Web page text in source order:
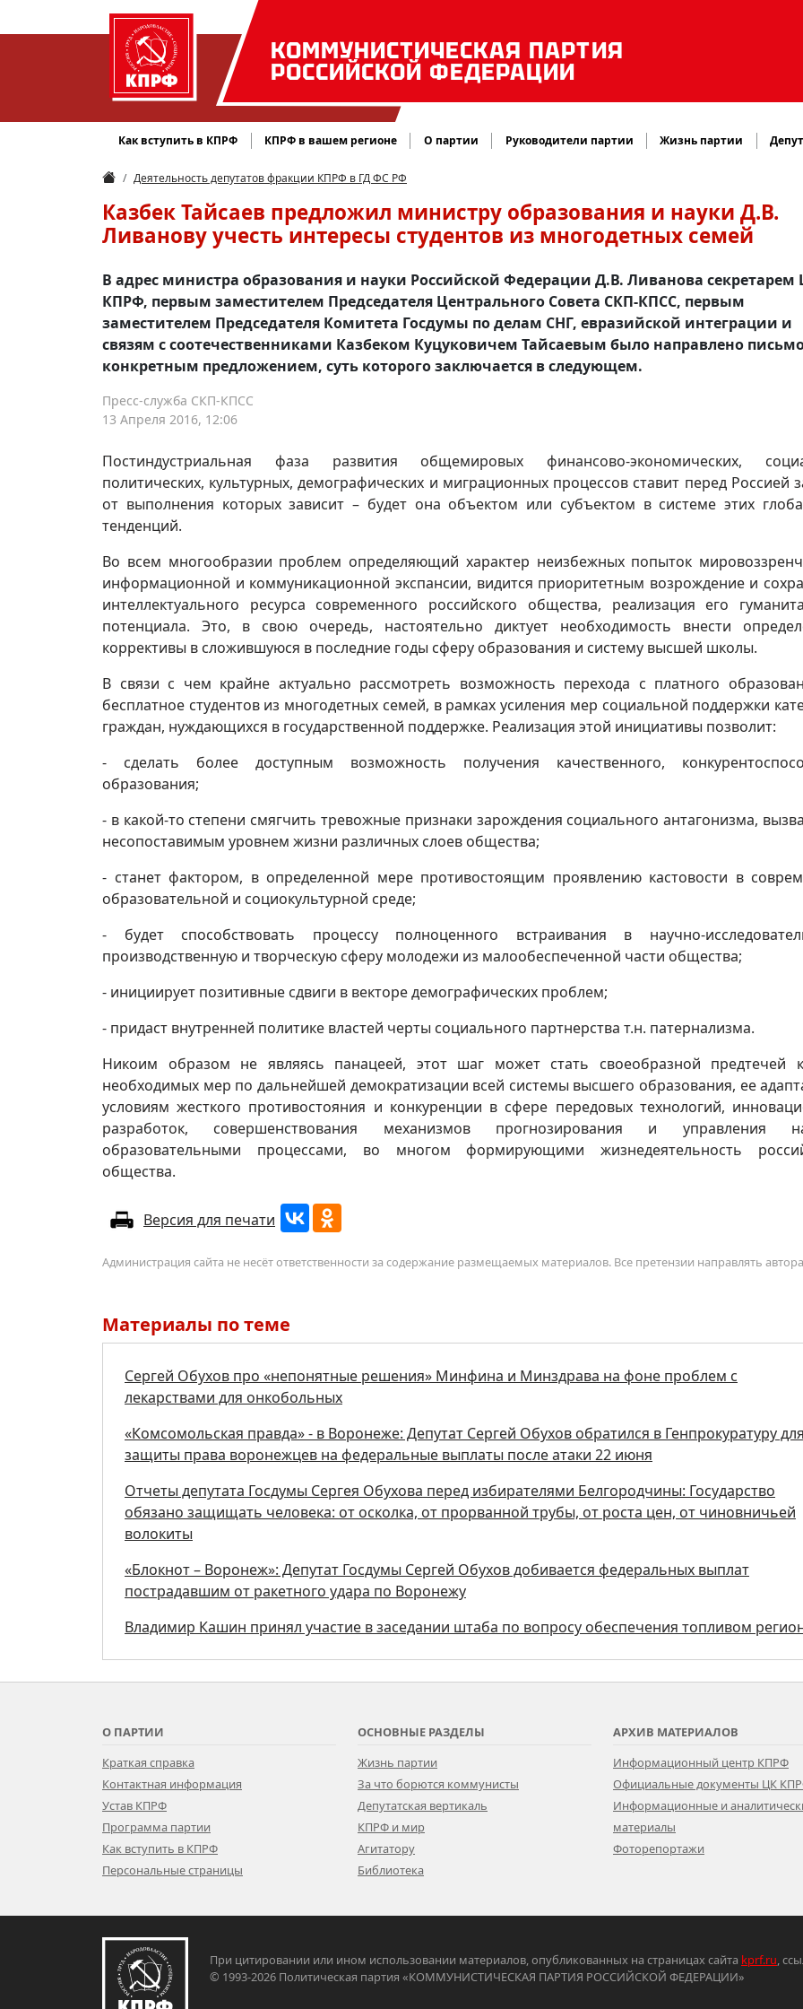
КОММУНИСТИЧЕСКАЯ ПАРТИЯ
РОССИЙСКОЙ ФЕДЕРАЦИИ
Как вступить в КПРФ КПРФ в вашем регионе О партии Руководители партии Жизнь партии
Деятельность депутатов фракции КПРФ в ГД ФС РФ
Казбек Тайсаев предложил министру образования и науки Д.В.
Ливанову учесть интересы студентов из многодетных семей
В адрес министра образования и науки Российской Федерации Д.В. Ливанова секретарем
КПРФ, первым заместителем Председателя Центрального Совета СКП-КПСС, первым
заместителем Председателя Комитета Госдумы по делам СНГ, евразийской интеграции и
связям с соотечественниками Казбеком Куцуковичем Тайсаевым было направлено
конкретным предложением, суть которого заключается в следующем.
Пресс-служба СКП-КПСС
13 Апреля 2016, 12:06
Постиндустриальная фаза развития общемировых финансово-экономических,
политических, культурных, демографических и миграционных процессов ставит перед Россией
от выполнения которых зависит – будет она объектом или субъектом в системе этих
тенденций.
Во всем многообразии проблем определяющий характер неизбежных попыток
информационной и коммуникационной экспансии, видится приоритетным возрождение и
интеллектуального ресурса современного российского общества, реализация его
потенциала. Это, в свою очередь, настоятельно диктует необходимость внести
коррективы в сложившуюся в последние годы сферу образования и систему высшей школы.
В связи с чем крайне актуально рассмотреть возможность перехода с платного
бесплатное студентов из многодетных семей, в рамках усиления мер социальной поддержки
граждан, нуждающихся в государственной поддержке. Реализация этой инициативы позволит:
- сделать более доступным возможность получения качественного,
образования;
- в какой-то степени смягчить тревожные признаки зарождения социального антагонизма,
несопоставимым уровнем жизни различных слоев общества;
- станет фактором, в определенной мере противостоящим проявлению кастовости в
образовательной и социокультурной среде;
- будет способствовать процессу полноценного встраивания в научно-
производственную и творческую сферу молодежи из малообеспеченной части общества;
- инициирует позитивные сдвиги в векторе демографических проблем;
- придаст внутренней политике властей черты социального партнерства т.н. патернализма.
Никоим образом не являясь панацеей, этот шаг может стать своеобразной предтечей
необходимых мер по дальнейшей демократизации всей системы высшего образования, ее
условиям жесткого противостояния и конкуренции в сфере передовых технологий,
разработок, совершенствования механизмов прогнозирования и управления
образовательными процессами, во многом формирующими жизнедеятельность
общества.
Версия для печати
Администрация сайта не несёт ответственности за содержание размещаемых материалов. Все претензии направлять
Материалы по теме
Сергей Обухов про «непонятные решения» Минфина и Минздрава на фоне проблем с
лекарствами для онкобольных
«Комсомольская правда» - в Воронеже: Депутат Сергей Обухов обратился в Генпрокуратуру для
защиты права воронежцев на федеральные выплаты после атаки 22 июня
Отчеты депутата Госдумы Сергея Обухова перед избирателями Белгородчины: Государство
обязано защищать человека: от осколка, от прорванной трубы, от роста цен, от чиновничьей
волокиты
«Блокнот – Воронеж»: Депутат Госдумы Сергей Обухов добивается федеральных выплат
пострадавшим от ракетного удара по Воронежу
Владимир Кашин принял участие в заседании штаба по вопросу обеспечения топливом
О ПАРТИИ
Краткая справка
Контактная информация
Устав КПРФ
Программа партии
Как вступить в КПРФ
Персональные страницы
ОСНОВНЫЕ РАЗДЕЛЫ
Жизнь партии
За что борются коммунисты
Депутатская вертикаль
КПРФ и мир
Агитатору
Библиотека
АРХИВ МАТЕРИАЛОВ
Информационный центр КПРФ
Официальные документы ЦК
Информационные и
материалы
Фоторепортажи
При цитировании или ином использовании материалов, опубликованных на страницах сайта kprf.ru,
© 1993-2026 Политическая партия «КОММУНИСТИЧЕСКАЯ ПАРТИЯ РОССИЙСКОЙ ФЕДЕРАЦИИ»